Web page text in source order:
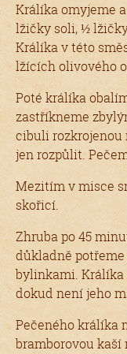
Králíka omyjeme
lžičky soli, ½
Králíka v této
lžících olivového
Poté králíka
zastříkneme
cibuli rozkrojenou
jen rozpůlit.
Mezitím v misce
skořicí.
Zhruba po 45
důkladně
bylinkami. Králíka
dokud není jeho
Pečeného králíka
bramborovou kaší